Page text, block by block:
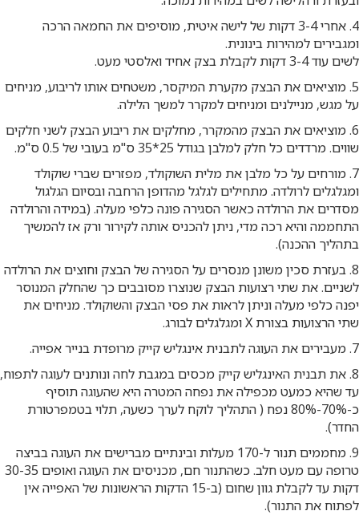
4. אחרי 3-4 דקות של לישה איטית, מוסיפים את החמאה הרכה
ומגבירים למהירות בינונית.
לשים עוד 3-4 דקות לקבלת בצק אחיד ואלסטי מעט.
5. מוציאים את הבצק מקערת המיקסר, משטחים אותו לריבוע, מניחים
על מגש, מניילנים ומניחים למקרר למשך הלילה.
6. מוציאים את הבצק מהמקרר, מחלקים את ריבוע הבצק לשני חלקים
שווים. מרדדים כל חלק למלבן בגודל 25*35 ס"מ בעובי של 0.5 ס"מ.
7. מורחים על כל מלבן את מלית השוקולד, מפזרים שברי שוקולד
ומגלגלים לרולדה. מתחילים לגלגל מהדופן הרחבה ובסיום הגלגול
מסדרים את הרולדה כאשר הסגירה פונה כלפי מעלה. (במידה והרולדה
התחממה והיא רכה מדי, ניתן להכניס אותה לקירור ורק אז להמשיך
בתהליך ההכנה).
8. בעזרת סכין משונן מנסרים על הסגירה של הבצק וחוצים את הרולדה
לשניים. את שתי רצועות הבצק שנוצרו מסובבים כך שהחלק המנוסר
יפנה כלפי מעלה וניתן לראות את פסי הבצק והשוקולד. מניחים את
שתי הרצועות בצורת X ומגלגלים לבורג.
7. מעבירים את העוגה לתבנית אינגליש קייק מרופדת בנייר אפייה.
8. את תבנית האינגליש קייק מכסים במגבת לחה ונותנים לעוגה לתפוח,
עד שהיא כמעט מכפילה את נפחה המטרה היא שהעוגה תוסיף
כ-70%-80% נפח ( התהליך לוקח לערך כשעה, תלוי בטמפרטורת
החדר).
9. מחממים תנור ל-170 מעלות ובינתיים מברישים את העוגה בביצה
טרופה עם מעט חלב. כשהתנור חם, מכניסים את העוגה ואופים 30-35
דקות עד לקבלת גוון שחום (ב-15 הדקות הראשונות של האפייה אין
לפתוח את התנור).